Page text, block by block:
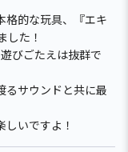
格的な玩具、『エキ
した！
びごたえは抜群で
るサウンドと共に最
いですよ！